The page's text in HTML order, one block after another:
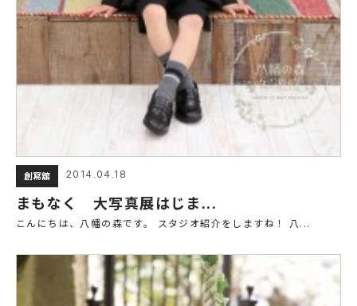
創寫舘 2014.04.18
まもなく 大写真展はじま...
こんにちは、八幡の森です。 スタジオ紹介をしますね！ 八...